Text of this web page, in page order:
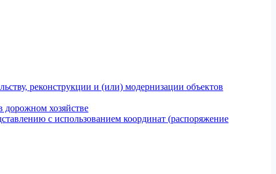
реконструкции и (или) модернизации объектов
дорожном хозяйстве
с использованием координат (распоряжение